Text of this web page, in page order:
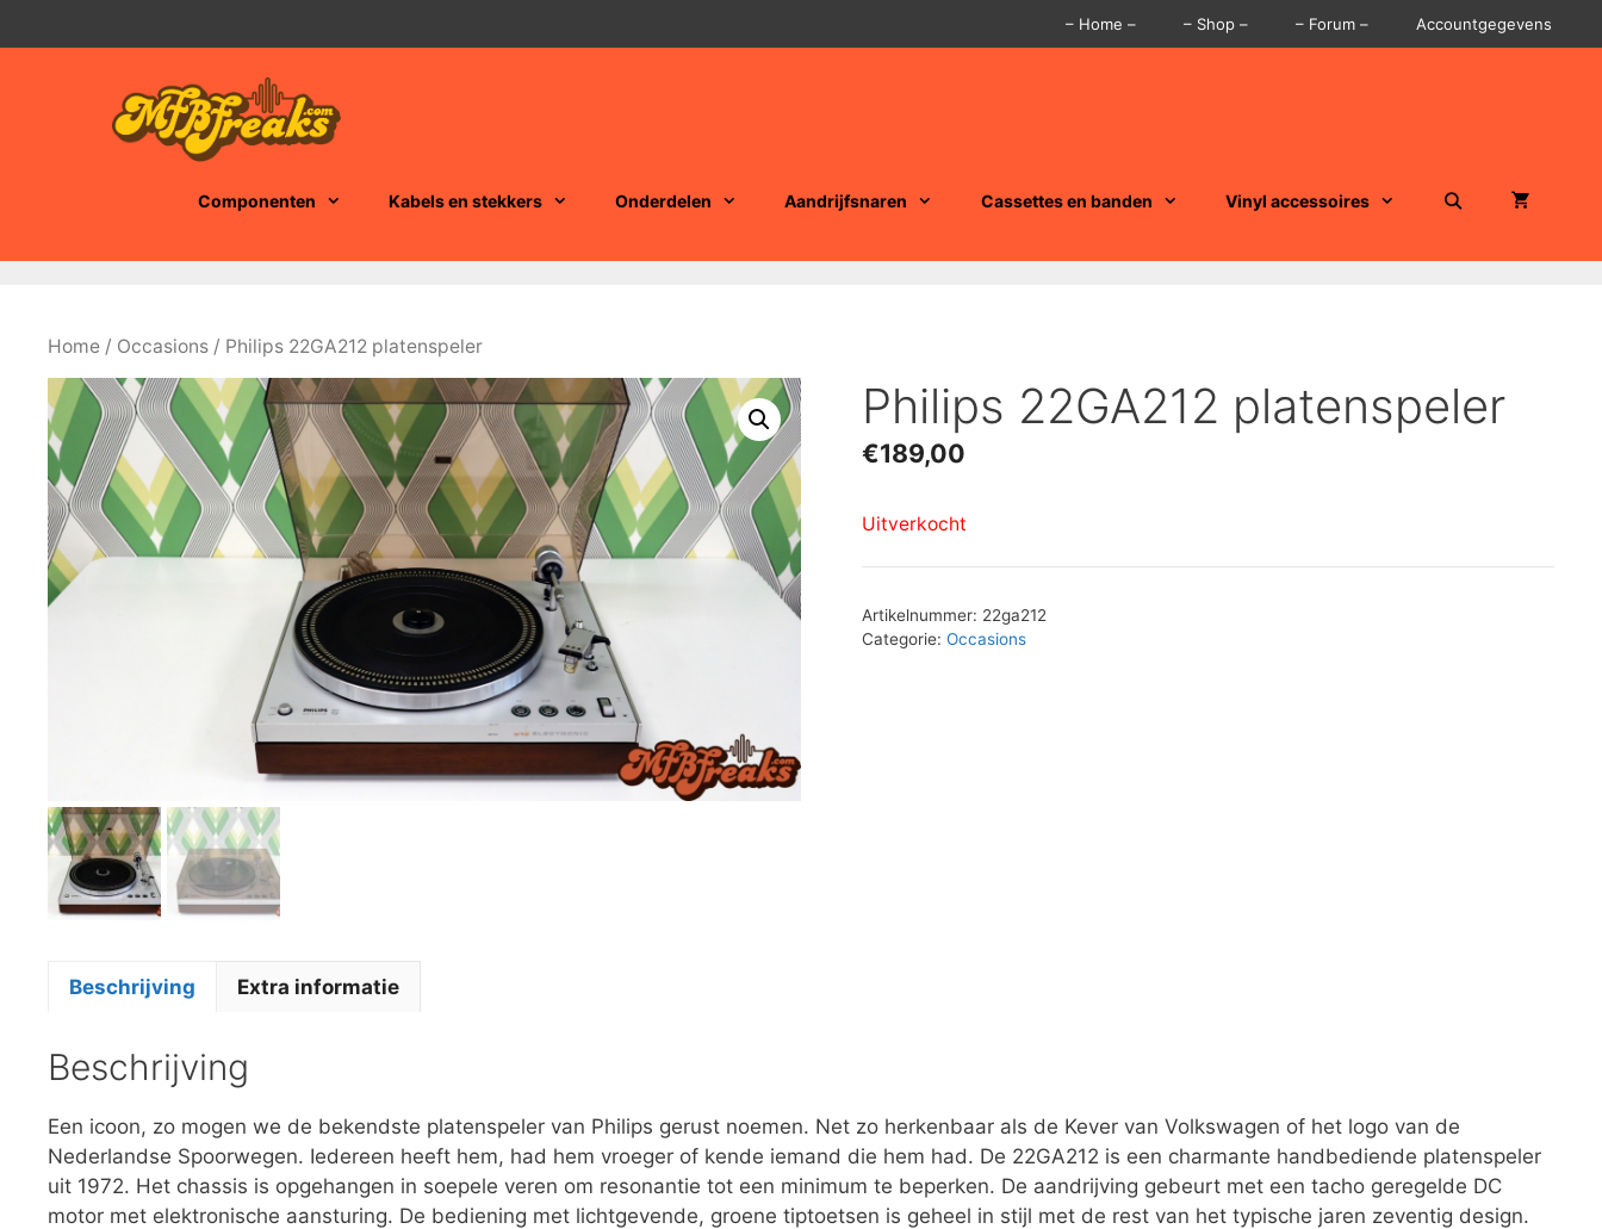
naar
– Home – – Shop – – Forum – Accountgegevens
Componenten Kabels en stekkers Onderdelen Aandrijfsnaren Cassettes en banden Vinyl accessoires
Home / Occasions / Philips 22GA212 platenspeler
Philips 22GA212 platenspeler
€189,00
Uitverkocht
Artikelnummer: 22ga212
Categorie: Occasions
Beschrijving Extra informatie
Beschrijving
Een icoon, zo mogen we de bekendste platenspeler van Philips gerust noemen. Net zo herkenbaar als de Kever van Volkswagen of het logo van de
Nederlandse Spoorwegen. Iedereen heeft hem, had hem vroeger of kende iemand die hem had. De 22GA212 is een charmante handbediende platenspeler
uit 1972. Het chassis is opgehangen in soepele veren om resonantie tot een minimum te beperken. De aandrijving gebeurt met een tacho geregelde DC
motor met elektronische aansturing. De bediening met lichtgevende, groene tiptoetsen is geheel in stijl met de rest van het typische jaren zeventig design.